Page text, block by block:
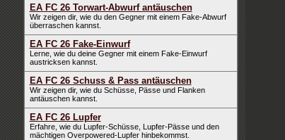
EA FC 26 Torwart-Abwurf antäuschen
Wir zeigen dir, wie du den Gegner mit einem Fake-Abwurf
überraschen kannst.
EA FC 26 Fake-Einwurf
Lerne, wie du deine Gegner mit einem Fake-Einwurf
austricksen kannst.
EA FC 26 Schuss & Pass antäuschen
Wir zeigen dir, wie du Schüsse, Pässe und Flanken
antäuschen kannst.
EA FC 26 Lupfer
Erfahre, wie du Lupfer-Schüsse, Lupfer-Pässe und den
mächtigen Overpowered-Lupfer hinbekommst.